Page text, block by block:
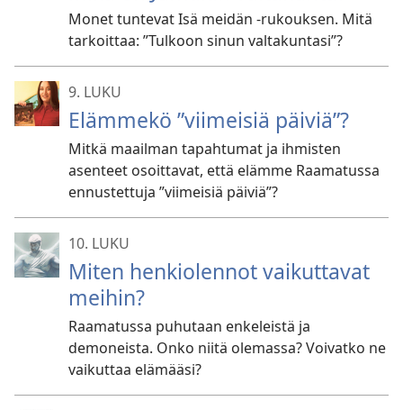
Monet tuntevat Isä meidän -rukouksen. Mitä
tarkoittaa: ”Tulkoon sinun valtakuntasi”?
9. LUKU
Elämmekö ”viimeisiä päiviä”?
Mitkä maailman tapahtumat ja ihmisten
asenteet osoittavat, että elämme Raamatussa
ennustettuja ”viimeisiä päiviä”?
10. LUKU
Miten henkiolennot vaikuttavat
meihin?
Raamatussa puhutaan enkeleistä ja
demoneista. Onko niitä olemassa? Voivatko ne
vaikuttaa elämääsi?